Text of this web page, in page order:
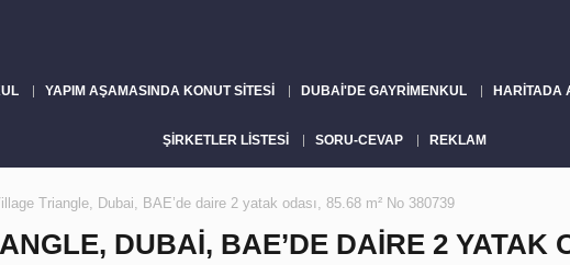
YAPIM AŞAMASINDA KONUT SITESI DUBAI'DE GAYRIMENKUL HARITADA
ŞIRKETLER LISTESI SORU-CEVAP REKLAM
Triangle, Dubai, BAE’de daire 2 yatak odası, 85.68 m² No 380739
DUBAI, BAE’DE DAIRE 2 YATAK